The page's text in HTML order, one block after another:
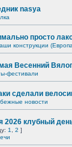
nasya
просто
конструкции
Весенний
фестивали
сделали
новости
2026 клубный
1 2 ]